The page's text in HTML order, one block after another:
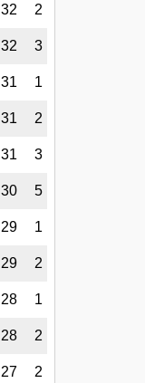
32 2
32 3
31 1
31 2
31 3
30 5
29 1
29 2
28 1
28 2
27 2